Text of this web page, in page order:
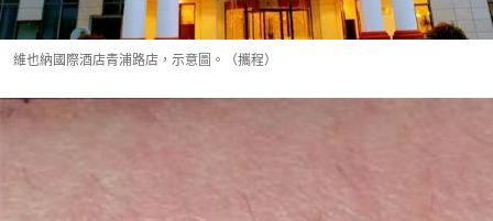
維也納國際酒店青浦路店，示意圖。（攜程）